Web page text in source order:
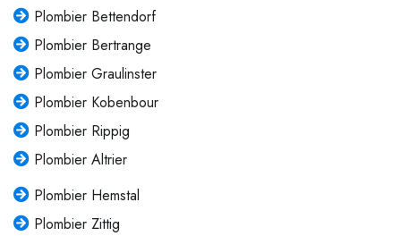
Plombier Bettendorf
Plombier Bertrange
Plombier Graulinster
Plombier Kobenbour
Plombier Rippig
Plombier Altrier
Plombier Hemstal
Plombier Zittig